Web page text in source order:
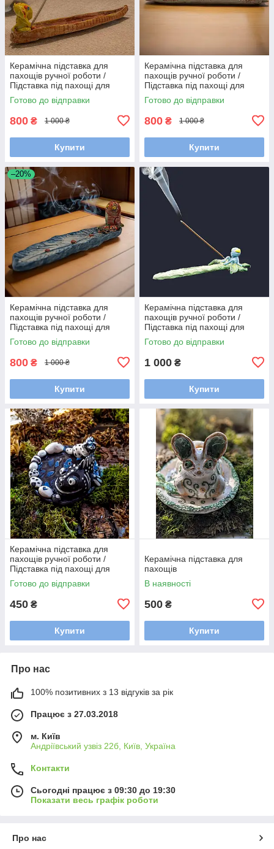
Керамічна підставка для
пахощів ручної роботи /
Підставка під пахощі для
аромапаличок
Готово до відправки
800 ₴ 1 000 ₴
Купити
Керамічна підставка для
пахощів ручної роботи /
Підставка під пахощі для
аромапаличок
Готово до відправки
800 ₴ 1 000 ₴
Купити
–20%
Керамічна підставка для
пахощів ручної роботи /
Підставка під пахощі для
аромапаличок
Готово до відправки
800 ₴ 1 000 ₴
Купити
Керамічна підставка для
пахощів ручної роботи /
Підставка під пахощі для
аромапаличок
Готово до відправки
1 000 ₴
Купити
Керамічна підставка для
пахощів ручної роботи /
Підставка під пахощі для
аромапаличок
Готово до відправки
450 ₴
Купити
Керамічна підставка для
пахощів
В наявності
500 ₴
Купити
Про нас
100% позитивних з 13 відгуків за рік
Працює з 27.03.2018
м. Київ
Андріївський узвіз 22б, Київ, Україна
Контакти
Сьогодні працює з 09:30 до 19:30
Показати весь графік роботи
Про нас